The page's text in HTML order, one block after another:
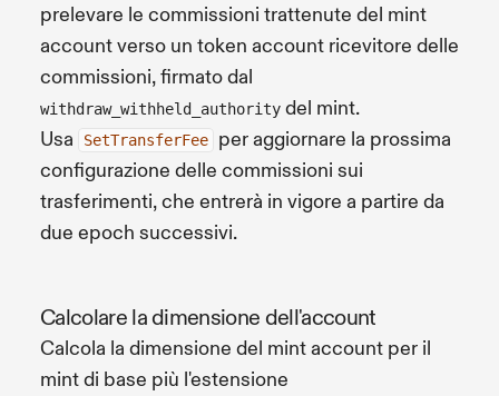
prelevare le commissioni trattenute del mint
account verso un token account ricevitore delle
commissioni, firmato dal
withdraw_withheld_authority del mint.
Usa
SetTransferFee
per aggiornare la prossima
configurazione delle commissioni sui
trasferimenti, che entrerà in vigore a partire da
due epoch successivi.
Calcolare la dimensione dell'account
Calcola la dimensione del mint account per il
mint di base più l'estensione